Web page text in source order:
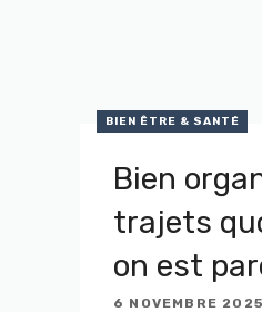
BIEN ÊTRE & SANTÉ
Bien
trajets
on est
6 NOVEMBRE 2025